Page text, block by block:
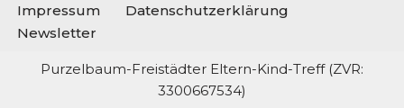
Impressum
Datenschutzerklärung
Newsletter
Purzelbaum-Freistädter Eltern-Kind-Treff (ZVR:
3300667534)